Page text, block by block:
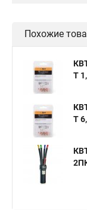
Похожие
Т
Т